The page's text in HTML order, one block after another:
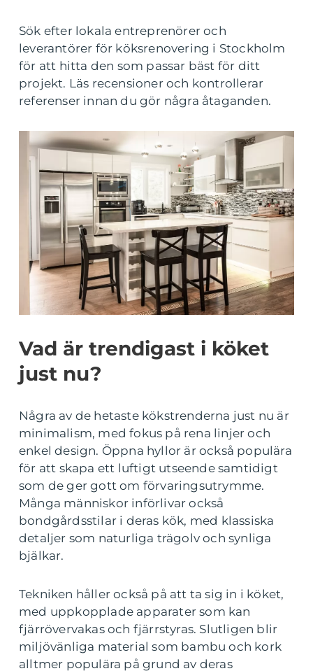
Sök efter lokala entreprenörer och
leverantörer för köksrenovering i Stockholm
för att hitta den som passar bäst för ditt
projekt. Läs recensioner och kontrollerar
referenser innan du gör några åtaganden.
Vad är trendigast i köket
just nu?
Några av de hetaste kökstrenderna just nu är
minimalism, med fokus på rena linjer och
enkel design. Öppna hyllor är också populära
för att skapa ett luftigt utseende samtidigt
som de ger gott om förvaringsutrymme.
Många människor införlivar också
bondgårdsstilar i deras kök, med klassiska
detaljer som naturliga trägolv och synliga
bjälkar.
Tekniken håller också på att ta sig in i köket,
med uppkopplade apparater som kan
fjärrövervakas och fjärrstyras. Slutligen blir
miljövänliga material som bambu och kork
alltmer populära på grund av deras